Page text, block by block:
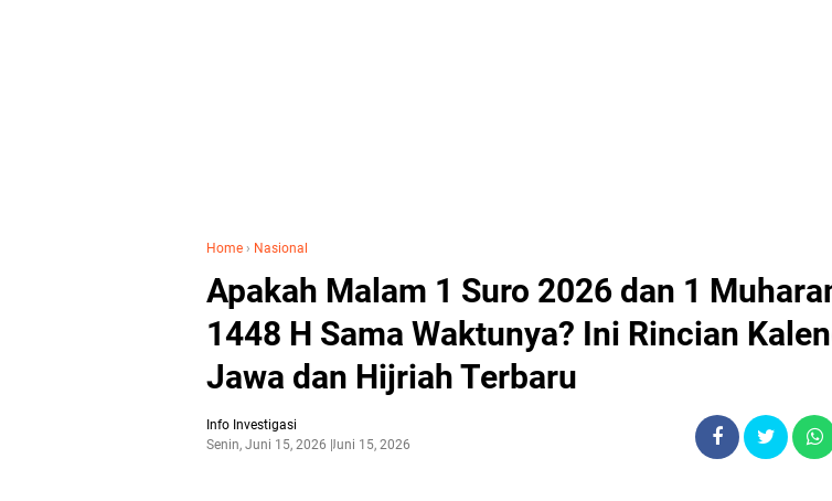
Home › Nasional
Apakah Malam 1 Suro 2026 dan 1
1448 H Sama Waktunya? Ini Rincian
Jawa dan Hijriah Terbaru
Info Investigasi
Senin, Juni 15, 2026 Juni 15, 2026